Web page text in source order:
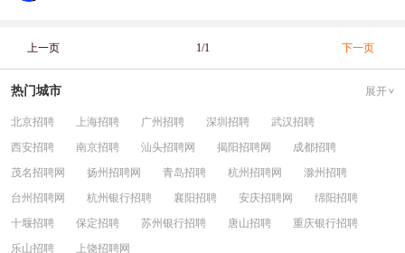
上一页 1/1 下一页
热门城市 展开
北京招聘 上海招聘 广州招聘 深圳招聘
武汉招聘
西安招聘
南京招聘 汕头招聘网 揭阳招聘网
成都招聘
茂名招聘网
扬州招聘网 青岛招聘 杭州招聘网
滁州招聘
台州招聘网
杭州银行招聘 襄阳招聘 安庆招聘网
绵阳招聘
十堰招聘
保定招聘 苏州银行招聘 唐山招聘
重庆银行招聘
乐山招聘
上饶招聘网